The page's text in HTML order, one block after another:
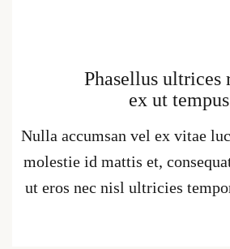
Phasellus ultrices
ex ut
Nulla accumsan vel ex vitae
molestie id mattis et,
ut eros nec nisl ultricies